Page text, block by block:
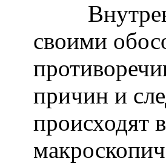
своими
причин и
происходят